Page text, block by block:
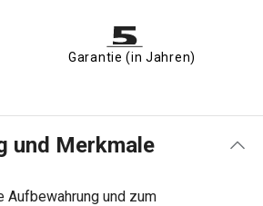
Garantie (in Jahren)
und Merkmale
Aufbewahrung und zum